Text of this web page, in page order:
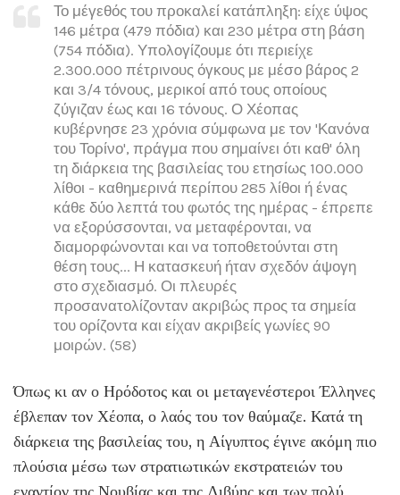
Το μέγεθός του προκαλεί κατάπληξη: είχε ύψος
146 μέτρα (479 πόδια) και 230 μέτρα στη βάση
(754 πόδια). Υπολογίζουμε ότι περιείχε
2.300.000 πέτρινους όγκους με μέσο βάρος 2
και 3/4 τόνους, μερικοί από τους οποίους
ζύγιζαν έως και 16 τόνους. Ο Χέοπας
κυβέρνησε 23 χρόνια σύμφωνα με τον 'Κανόνα
του Τορίνο', πράγμα που σημαίνει ότι καθ' όλη
τη διάρκεια της βασιλείας του ετησίως 100.000
λίθοι - καθημερινά περίπου 285 λίθοι ή ένας
κάθε δύο λεπτά του φωτός της ημέρας - έπρεπε
να εξορύσσονται, να μεταφέρονται, να
διαμορφώνονται και να τοποθετούνται στη
θέση τους... Η κατασκευή ήταν σχεδόν άψογη
στο σχεδιασμό. Οι πλευρές
προσανατολίζονταν ακριβώς προς τα σημεία
του ορίζοντα και είχαν ακριβείς γωνίες 90
μοιρών. (58)
Όπως κι αν ο Ηρόδοτος και οι μεταγενέστεροι Έλληνες
έβλεπαν τον Χέοπα, ο λαός του τον θαύμαζε. Κατά τη
διάρκεια της βασιλείας του, η Αίγυπτος έγινε ακόμη πιο
πλούσια μέσω των στρατιωτικών εκστρατειών του